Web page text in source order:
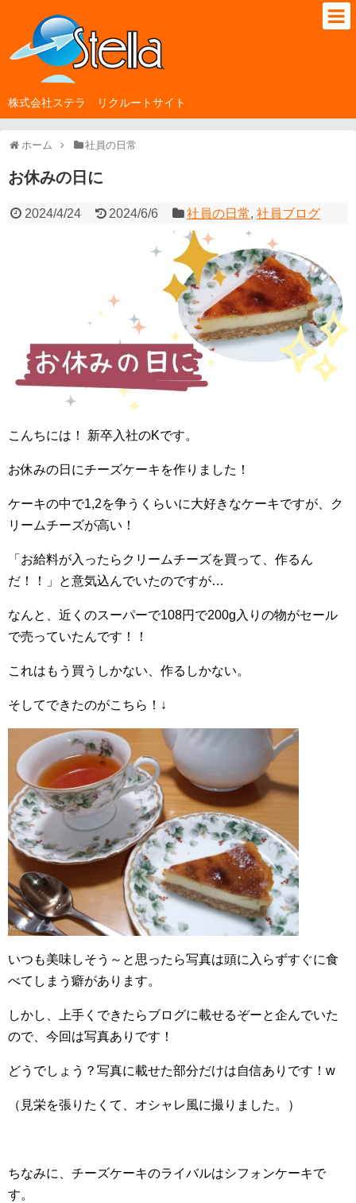
株式会社ステラ リクルートサイト
ホーム 社員の日常
お休みの日に
2024/4/24 2024/6/6 社員の日常,社員ブログ
こんちには！ 新卒入社のKです。
お休みの日にチーズケーキを作りました！
ケーキの中で1,2を争うくらいに大好きなケーキですが、ク
リームチーズが高い！
「お給料が入ったらクリームチーズを買って、作るん
だ！！」と意気込んでいたのですが…
なんと、近くのスーパーで108円で200g入りの物がセール
で売っていたんです！！
これはもう買うしかない、作るしかない。
そしてできたのがこちら！↓
いつも美味しそう～と思ったら写真は頭に入らずすぐに食
べてしまう癖があります。
しかし、上手くできたらブログに載せるぞーと企んでいた
ので、今回は写真ありです！
どうでしょう？写真に載せた部分だけは自信ありです！w
（見栄を張りたくて、オシャレ風に撮りました。）
ちなみに、チーズケーキのライバルはシフォンケーキで
す。